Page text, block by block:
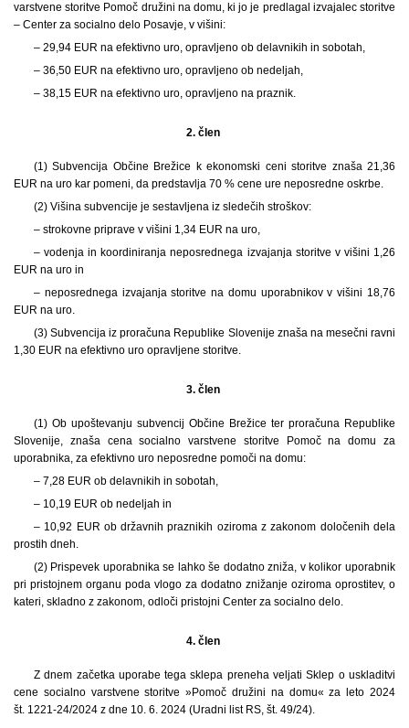
varstvene storitve Pomoč družini na domu, ki jo je predlagal izvajalec storitve
– Center za socialno delo Posavje, v višini:
– 29,94 EUR na efektivno uro, opravljeno ob delavnikih in sobotah,
– 36,50 EUR na efektivno uro, opravljeno ob nedeljah,
– 38,15 EUR na efektivno uro, opravljeno na praznik.
2. člen
(1) Subvencija Občine Brežice k ekonomski ceni storitve znaša 21,36
EUR na uro kar pomeni, da predstavlja 70 % cene ure neposredne oskrbe.
(2) Višina subvencije je sestavljena iz sledečih stroškov:
– strokovne priprave v višini 1,34 EUR na uro,
– vodenja in koordiniranja neposrednega izvajanja storitve v višini 1,26
EUR na uro in
– neposrednega izvajanja storitve na domu uporabnikov v višini 18,76
EUR na uro.
(3) Subvencija iz proračuna Republike Slovenije znaša na mesečni ravni
1,30 EUR na efektivno uro opravljene storitve.
3. člen
(1) Ob upoštevanju subvencij Občine Brežice ter proračuna Republike
Slovenije, znaša cena socialno varstvene storitve Pomoč na domu za
uporabnika, za efektivno uro neposredne pomoči na domu:
– 7,28 EUR ob delavnikih in sobotah,
– 10,19 EUR ob nedeljah in
– 10,92 EUR ob državnih praznikih oziroma z zakonom določenih dela
prostih dneh.
(2) Prispevek uporabnika se lahko še dodatno zniža, v kolikor uporabnik
pri pristojnem organu poda vlogo za dodatno znižanje oziroma oprostitev, o
kateri, skladno z zakonom, odloči pristojni Center za socialno delo.
4. člen
Z dnem začetka uporabe tega sklepa preneha veljati Sklep o uskladitvi
cene socialno varstvene storitve »Pomoč družini na domu« za leto 2024
št. 1221-24/2024 z dne 10. 6. 2024 (Uradni list RS, št. 49/24).